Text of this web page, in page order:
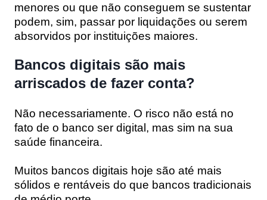
menores ou que não conseguem se sustentar
podem, sim, passar por liquidações ou serem
absorvidos por instituições maiores.
Bancos digitais são mais
arriscados de fazer conta?
Não necessariamente. O risco não está no
fato de o banco ser digital, mas sim na sua
saúde financeira.
Muitos bancos digitais hoje são até mais
sólidos e rentáveis do que bancos tradicionais